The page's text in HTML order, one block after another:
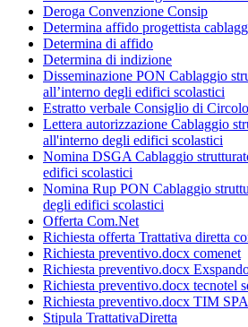
Deroga Convenzione Consip
Determina affido progettista
Determina di affido
Determina di indizione
Disseminazione PON Cablaggio
all’interno degli edifici scolastici
Estratto verbale Consiglio di
Lettera autorizzazione Cablaggio
all'interno degli edifici scolastici
Nomina DSGA Cablaggio
edifici scolastici
Nomina Rup PON Cablaggio
degli edifici scolastici
Offerta Com.Net
Richiesta offerta Trattativa diretta
Richiesta preventivo.docx comenet
Richiesta preventivo.docx
Richiesta preventivo.docx tecnotel
Richiesta preventivo.docx TIM SPA
Stipula TrattativaDiretta